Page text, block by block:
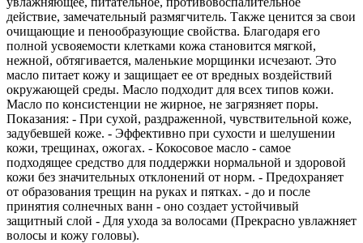
действие, замечательный размягчитель. Также ценится за свои
очищающие и пенообразующие свойства. Благодаря его
полной усвояемости клетками кожа становится мягкой,
нежной, обтягивается, маленькие морщинки исчезают. Это
масло питает кожу и защищает ее от вредных воздействий
окружающей среды. Масло подходит для всех типов кожи.
Масло по консистенции не жирное, не загрязняет поры.
Показания: - При сухой, раздраженной, чувствительной коже,
задубевшей коже. - Эффективно при сухости и шелушении
кожи, трещинах, ожогах. - Кокосовое масло - самое
подходящее средство для поддержки нормальной и здоровой
кожи без значительных отклонений от норм. - Предохраняет
от образования трещин на руках и пятках. - до и после
принятия солнечных ванн - оно создает устойчивый
защитный слой - Для ухода за волосами (Прекрасно увлажняет
волосы и кожу головы).